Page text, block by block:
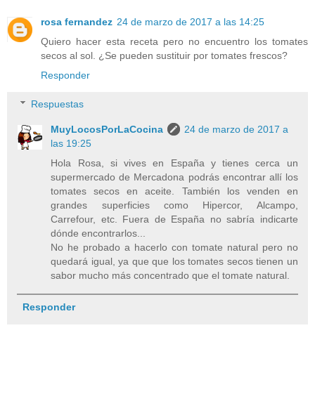
rosa fernandez 24 de marzo de 2017 a las 14:25
Quiero hacer esta receta pero no encuentro los tomates
secos al sol. ¿Se pueden sustituir por tomates frescos?
Responder
Respuestas
MuyLocosPorLaCocina
24 de marzo de 2017 a
las 19:25
Hola Rosa, si vives en España y tienes cerca un
supermercado de Mercadona podrás encontrar allí los
tomates secos en aceite. También los venden en
grandes superficies como Hipercor, Alcampo,
Carrefour, etc. Fuera de España no sabría indicarte
dónde encontrarlos...
No he probado a hacerlo con tomate natural pero no
quedará igual, ya que que los tomates secos tienen un
sabor mucho más concentrado que el tomate natural.
Responder